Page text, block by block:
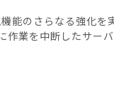
能のさらなる強化を
業を中断したサー